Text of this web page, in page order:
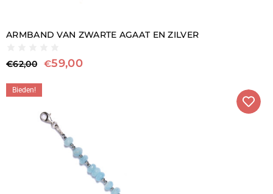
ARMBAND VAN ZWARTE AGAAT EN ZILVER
€62,00 €59,00
Bieden!